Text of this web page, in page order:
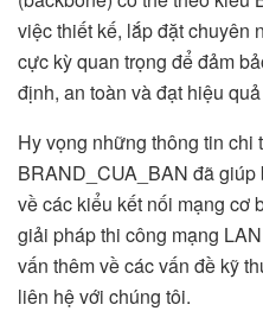
việc thiết kế, lắp đặt chuyên
cực kỳ quan trọng để đảm
định, an toàn và đạt hiệu
Hy vọng những thông tin chi
BRAND_CUA_BAN đã
về các kiểu kết nối mạng cơ
giải pháp thi công mạng
vấn thêm về các vấn đề kỹ
liên hệ với chúng tôi.